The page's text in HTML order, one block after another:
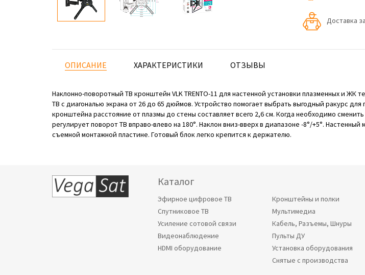
Доставка
ОПИСАНИЕ ХАРАКТЕРИСТИКИ ОТЗЫВЫ
Наклонно-поворотный ТВ кронштейн VLK TRENTO-11 для настенной установки плазменных и
ТВ с диагональю экрана от 26 до 65 дюймов. Устройство помогает выбрать выгодный ракурс
кронштейна расстояние от плазмы до стены составляет всего 2,6 см. Когда необходимо
регулирует поворот ТВ вправо-влево на 180°. Наклон вниз-вверх в диапазоне -8°/+5°.
съемной монтажной пластине. Готовый блок легко крепится к держателю.
Каталог
Эфирное цифровое ТВ
Спутниковое ТВ
Усиление сотовой связи
Видеонаблюдение
HDMI оборудование
Кронштейны и полки
Мультимедиа
Кабель, Разъемы, Шнуры
Пульты ДУ
Установка оборудования
Снятые с производства